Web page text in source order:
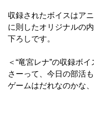
収録されたボイスはア
に則したオリジナルの
下ろしです。
＜“竜宮レナ”の収録ボイ
さーって、今日の部活
ゲームはだれなのかな